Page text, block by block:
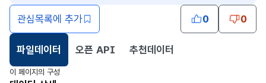
관심목록에 추가 0 0
파일데이터
선택됨
오픈 API 추천데이터
이 페이지의 구성